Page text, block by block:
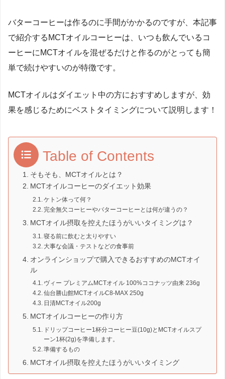
バターコーヒーは作るのに手間がかかるのですが、本記事
で紹介するMCTオイルコーヒーは、いつも飲んでいるコ
ーヒーにMCTオイルを混ぜるだけと作るのがとっても簡
単で続けやすいのが特徴です。
MCTオイルはダイエット中の方におすすめしますが、効
果を感じるためにベストタイミングについて説明します！
Table of Contents
そもそも、MCTオイルとは？
MCTオイルコーヒーのダイエット効果
ケトン体って何？
完全無欠コーヒーやバターコーヒーとは何が違うの？
MCTオイル摂取を控えたほうがいいタイミングは？
寝る前に飲むと太りやすい
大事な会議・テストなどの食事前
オンラインショップで購入できるおすすめのMCTオイ
ル
ヴィー プレミアムMCTオイル 100%ココナッツ由来 236g
仙台勝山館MCTオイルC8-MAX 250g
日清MCTオイル200g
MCTオイルコーヒーの作り方
ドリップコーヒー1杯分コーヒー豆(10g)とMCTオイルスプ
ーン1杯(2g)を準備します。
準備するもの
MCTオイル摂取を控えたほうがいいタイミング